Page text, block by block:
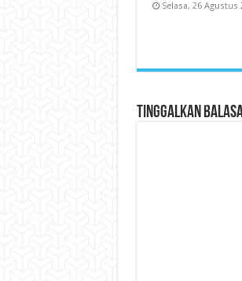
Selasa, 26 Agustus
Tinggalkan